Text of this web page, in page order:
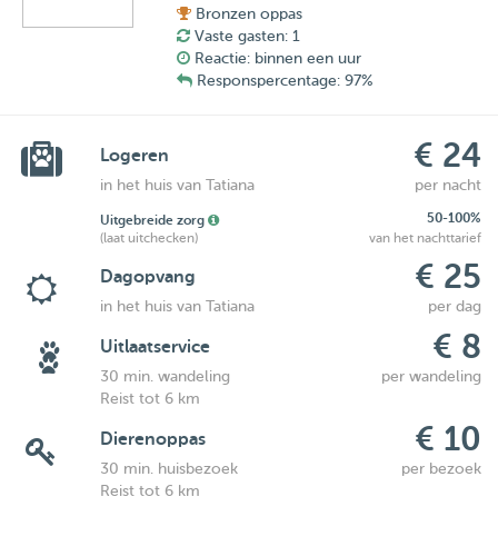
Bronzen oppas
Vaste gasten: 1
Reactie: binnen een uur
Responspercentage: 97%
Logeren € 24
in het huis van Tatiana per nacht
Uitgebreide zorg
50-100%
(laat uitchecken)
van het nachttarief
Dagopvang € 25
in het huis van Tatiana per dag
Uitlaatservice € 8
30 min. wandeling
per wandeling
Reist tot 6 km
Dierenoppas € 10
30 min. huisbezoek
per bezoek
Reist tot 6 km